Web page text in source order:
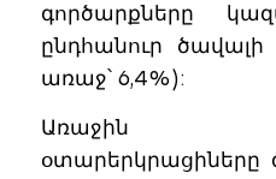
գործարքները
ընդհանուր
առաջ՝ 6,4%):
Առաջին
օտարերկրացիները